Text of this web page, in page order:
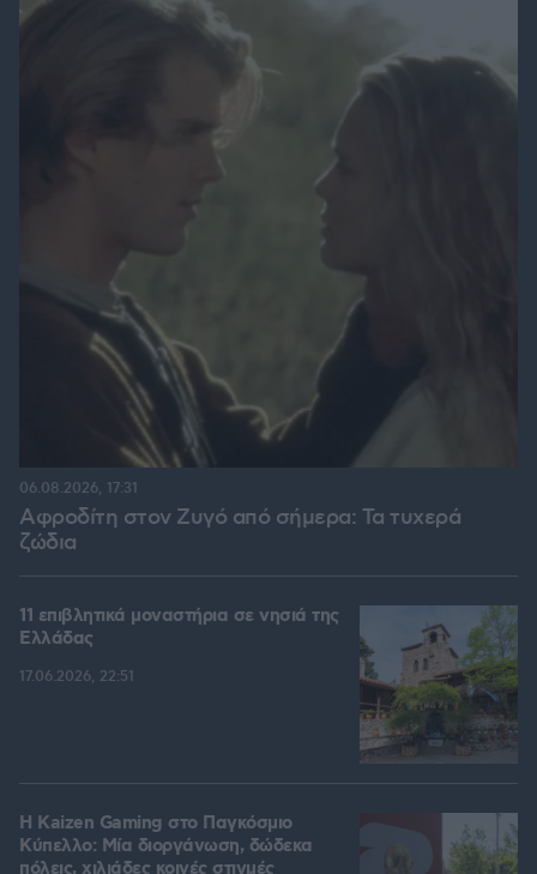
Αφροδίτη στον Ζυγό από σήμερα: Τα τυχερά
ζώδια
06.08.2026, 17:31
11 επιβλητικά μοναστήρια σε νησιά της
Ελλάδας
17.06.2026, 22:51
H Kaizen Gaming στο Παγκόσμιο
Kύπελλο: Μία διοργάνωση, δώδεκα